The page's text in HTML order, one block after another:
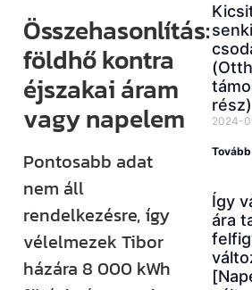
Összehasonlítás:
földhő kontra
éjszakai áram
vagy napelem
Pontosabb adat
nem áll
rendelkezésre, így
vélelmezek Tibor
házára 8 000 kWh
rész)
2024-
Így
ára